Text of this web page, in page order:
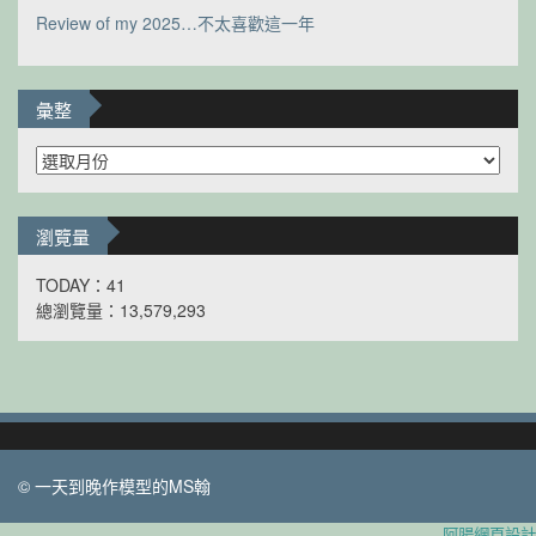
Review of my 2025…不太喜歡這一年
彙整
彙
整
瀏覽量
TODAY：41
總瀏覽量：13,579,293
© 一天到晚作模型的MS翰